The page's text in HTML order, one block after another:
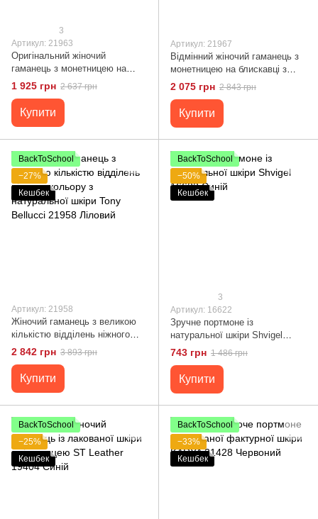
3
Артикул: 21963
Оригінальний жіночий
гаманець з монетницею на
блискавці з натуральної шкіри
Tony Bellucci 21963 Пудровий
1 925 грн 2 637 грн
Купити
Артикул: 21967
Відмінний жіночий гаманець з
монетницею на блискавці з
натуральної шкіри Tony
Bellucci 21967 Пудровий
2 075 грн 2 843 грн
Купити
BackToSchool
−27%
Кешбек
Артикул: 21958
Жіночий гаманець з великою
кількістю відділень ніжного
кольору з натуральної шкіри
Tony Bellucci 21958 Ліловий
2 842 грн 3 893 грн
Купити
BackToSchool
−50%
Кешбек
3
Артикул: 16622
Зручне портмоне із
натуральної шкіри Shvigel
16622 Синій
743 грн 1 486 грн
Купити
BackToSchool
−25%
Кешбек
BackToSchool
−33%
Кешбек